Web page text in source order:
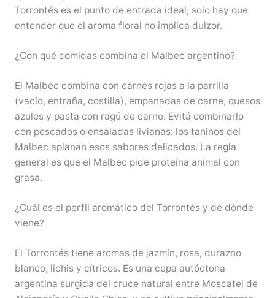
Torrontés es el punto de entrada ideal; solo hay que
entender que el aroma floral no implica dulzor.
¿Con qué comidas combina el Malbec argentino?
El Malbec combina con carnes rojas a la parrilla
(vacío, entraña, costilla), empanadas de carne, quesos
azules y pasta con ragú de carne. Evitá combinarlo
con pescados o ensaladas livianas: los taninos del
Malbec aplanan esos sabores delicados. La regla
general es que el Malbec pide proteína animal con
grasa.
¿Cuál es el perfil aromático del Torrontés y de dónde
viene?
El Torrontés tiene aromas de jazmín, rosa, durazno
blanco, lichis y cítricos. Es una cepa autóctona
argentina surgida del cruce natural entre Moscatel de